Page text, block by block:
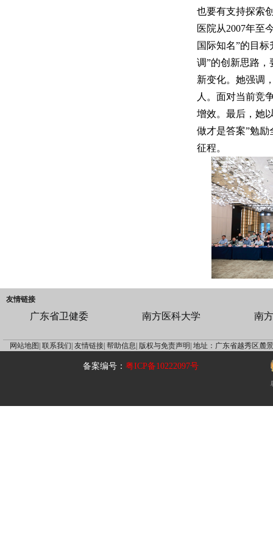
也要有支持探索
医院从2007年至
国际知名”的目
调”的创新思路
新变化。她强调
人。面对当前竞
增效。最后，她
做才是答案”勉
征程。
友情链接
广东省卫健委 南方医科大学 南
网站地图| 联系我们| 友情链接| 帮助信息| 版权与免责声明| 地址：广东省越秀区麓
备案编号：粤ICP备10222097号